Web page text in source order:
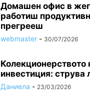
Домашен офис в
работиш
прегрееш
webmaster - 30/07/2026
Колекционерството
инвестиция: струва
Даниела - 23/03/2026